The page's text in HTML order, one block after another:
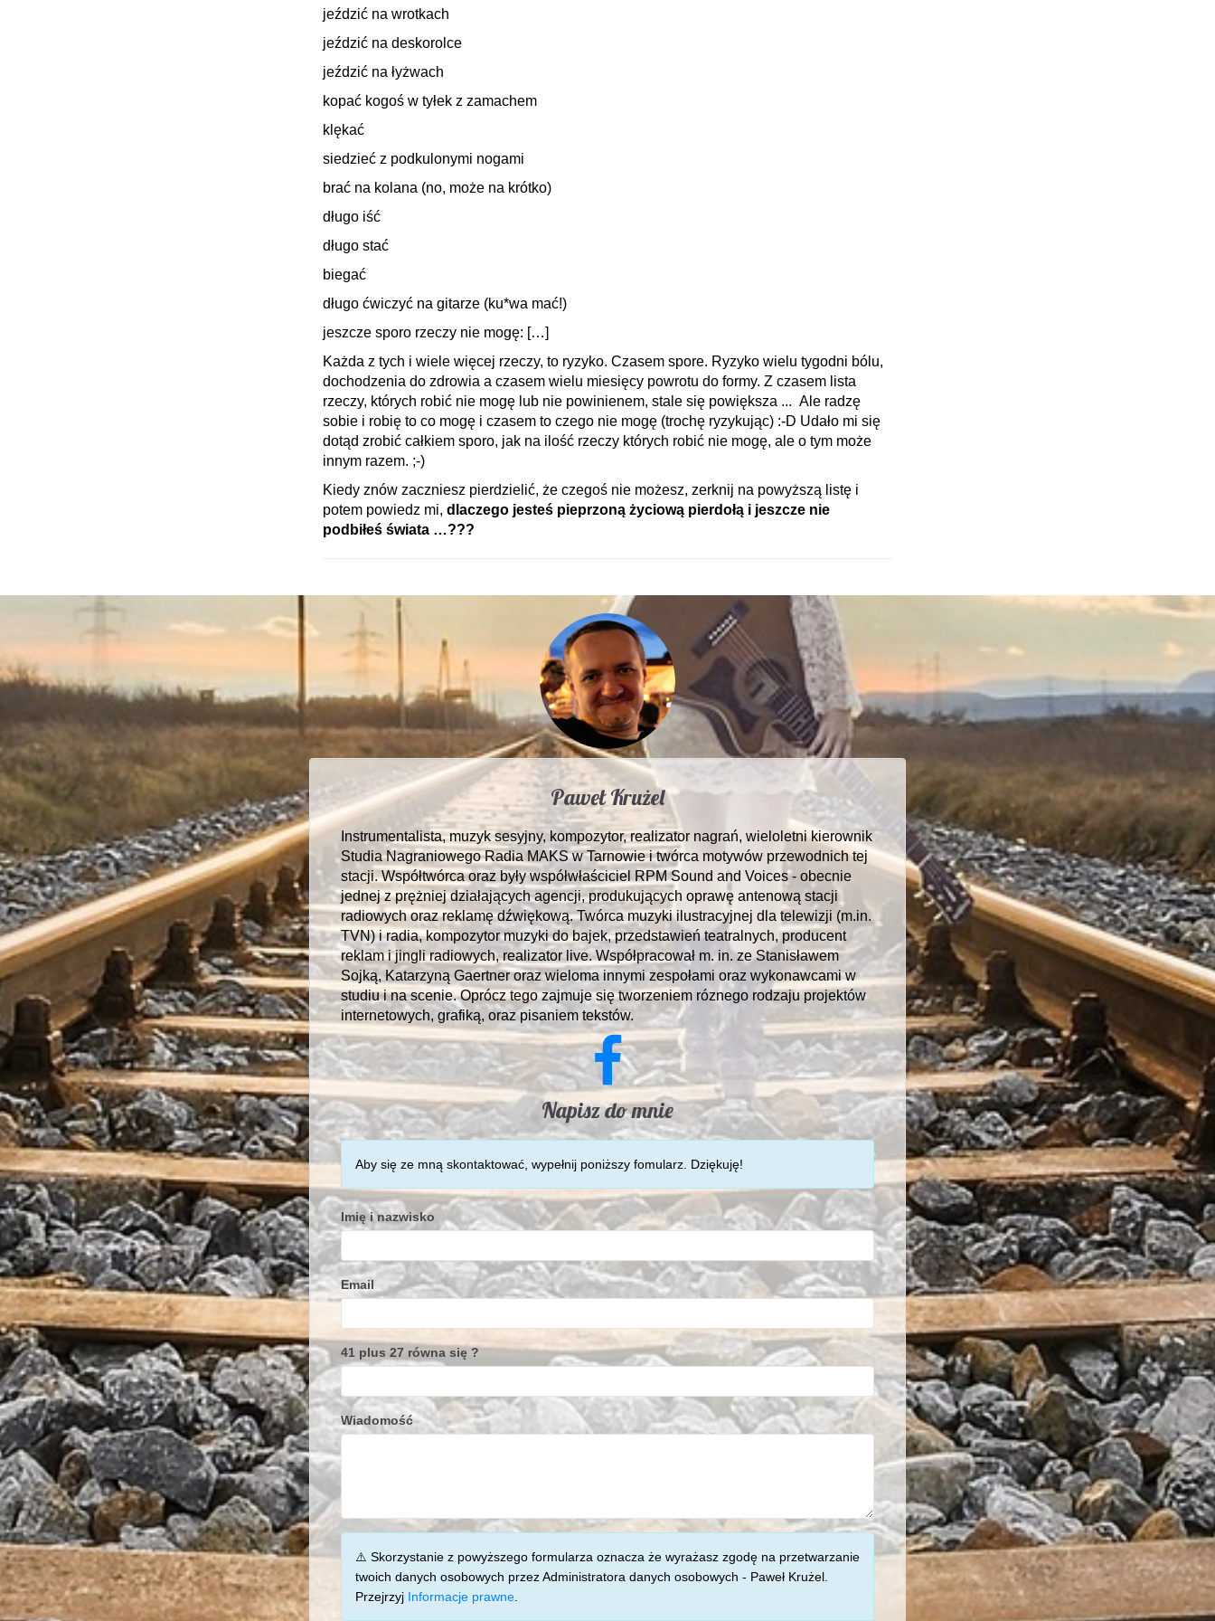
jeździć na wrotkach
jeździć na deskorolce
jeździć na łyżwach
kopać kogoś w tyłek z zamachem
klękać
siedzieć z podkulonymi nogami
brać na kolana (no, może na krótko)
długo iść
długo stać
biegać
długo ćwiczyć na gitarze (ku*wa mać!)
jeszcze sporo rzeczy nie mogę: […]
Każda z tych i wiele więcej rzeczy, to ryzyko. Czasem spore. Ryzyko wielu tygodni bólu,
dochodzenia do zdrowia a czasem wielu miesięcy powrotu do formy. Z czasem lista
rzeczy, których robić nie mogę lub nie powinienem, stale się powiększa ... Ale radzę
sobie i robię to co mogę i czasem to czego nie mogę (trochę ryzykując) :-D Udało mi się
dotąd zrobić całkiem sporo, jak na ilość rzeczy których robić nie mogę, ale o tym może
innym razem. ;-)
Kiedy znów zaczniesz pierdzielić, że czegoś nie możesz, zerknij na powyższą listę i
potem powiedz mi, dlaczego jesteś pieprzoną życiową pierdołą i jeszcze nie
podbiłeś świata …???
Paweł Krużel
Instrumentalista, muzyk sesyjny, kompozytor, realizator nagrań, wieloletni kierownik
Studia Nagraniowego Radia MAKS w Tarnowie i twórca motywów przewodnich tej
stacji. Współtwórca oraz były współwłaściciel RPM Sound and Voices - obecnie
jednej z prężniej działających agencji, produkujących oprawę antenową stacji
radiowych oraz reklamę dźwiękową. Twórca muzyki ilustracyjnej dla telewizji (m.in.
TVN) i radia, kompozytor muzyki do bajek, przedstawień teatralnych, producent
reklam i jingli radiowych, realizator live. Współpracował m. in. ze Stanisławem
Sojką, Katarzyną Gaertner oraz wieloma innymi zespołami oraz wykonawcami w
studiu i na scenie. Oprócz tego zajmuje się tworzeniem róznego rodzaju projektów
internetowych, grafiką, oraz pisaniem tekstów.
Napisz do mnie
Aby się ze mną skontaktować, wypełnij poniższy fomularz. Dziękuję!
Imię i nazwisko
Email
41 plus 27 równa się ?
Wiadomość
⚠️ Skorzystanie z powyższego formularza oznacza że wyrażasz zgodę na przetwarzanie
twoich danych osobowych przez Administratora danych osobowych - Paweł Krużel.
Przejrzyj Informacje prawne